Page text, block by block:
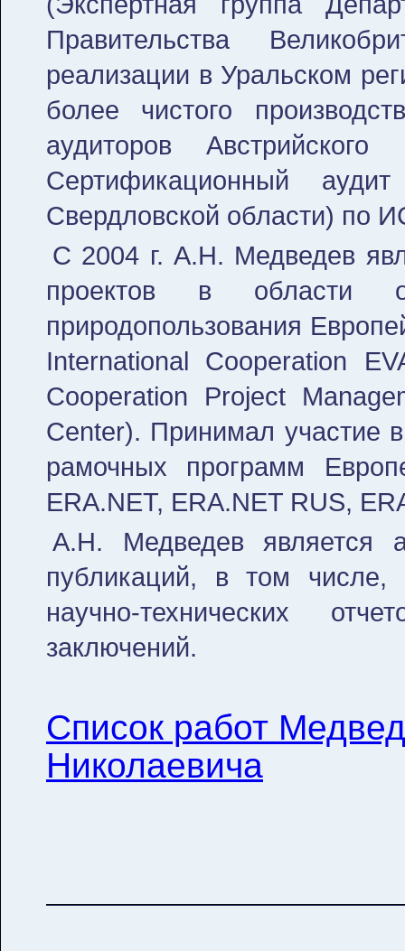
Правительства
реализации в Уральском
более чистого
аудиторов
Сертификационный
Свердловской области) по
С 2004 г. А.Н. Медведев
проектов в области
природопользования
International Cooperation
Cooperation Project
Center). Принимал участие
рамочных программ
ERA.NET, ERA.NET RUS,
А.Н. Медведев является
публикаций, в том
научно-технических
заключений.
Список работ
Николаевича